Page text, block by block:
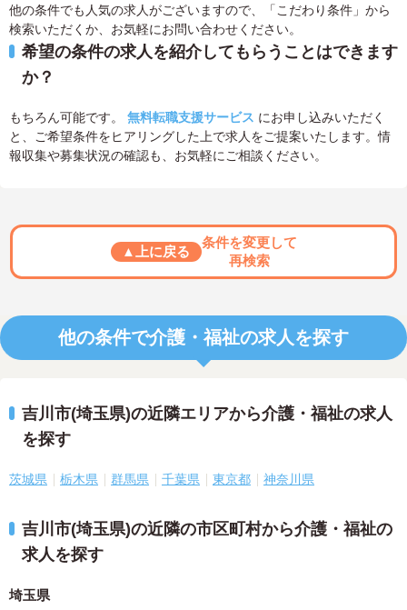
他の条件でも人気の求人がございますので、「こだわり条件」から
検索いただくか、お気軽にお問い合わせください。
希望の条件の求人を紹介してもらうことはできます
か？
もちろん可能です。 無料転職支援サービス にお申し込みいただく
と、ご希望条件をヒアリングした上で求人をご提案いたします。情
報収集や募集状況の確認も、お気軽にご相談ください。
▲上に戻る
条件を変更して
再検索
他の条件で介護・福祉の求人を探す
吉川市(埼玉県)の近隣エリアから介護・福祉の求人
を探す
茨城県 栃木県 群馬県 千葉県 東京都 神奈川県
吉川市(埼玉県)の近隣の市区町村から介護・福祉の
求人を探す
埼玉県